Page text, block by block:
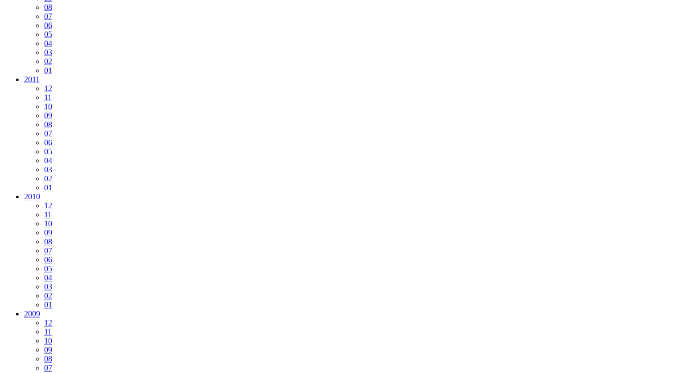
08
07
06
05
04
03
02
01
2011
12
11
10
09
08
07
06
05
04
03
02
01
2010
12
11
10
09
08
07
06
05
04
03
02
01
2009
12
11
10
09
08
07